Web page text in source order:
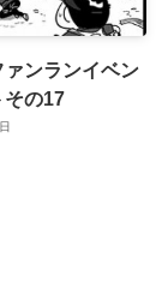
ンランイベン
その17